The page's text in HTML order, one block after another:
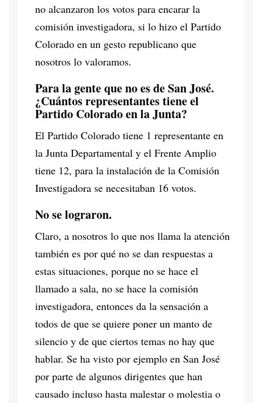
no alcanzaron los votos para encarar la
comisión investigadora, si lo hizo el Partido
Colorado en un gesto republicano que
nosotros lo valoramos.
Para la gente que no es de San José.
¿Cuántos representantes tiene el
Partido Colorado en la Junta?
El Partido Colorado tiene 1 representante en
la Junta Departamental y el Frente Amplio
tiene 12, para la instalación de la Comisión
Investigadora se necesitaban 16 votos.
No se lograron.
Claro, a nosotros lo que nos llama la atención
también es por qué no se dan respuestas a
estas situaciones, porque no se hace el
llamado a sala, no se hace la comisión
investigadora, entonces da la sensación a
todos de que se quiere poner un manto de
silencio y de que ciertos temas no hay que
hablar. Se ha visto por ejemplo en San José
por parte de algunos dirigentes que han
causado incluso hasta malestar o molestia o